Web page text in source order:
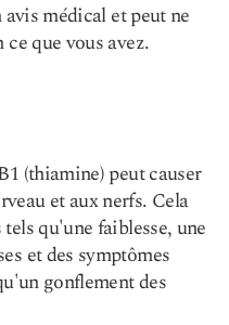
médical et peut ne
que vous avez.
(thiamine) peut causer
et aux nerfs. Cela
qu'une faiblesse, une
et des symptômes
gonflement des